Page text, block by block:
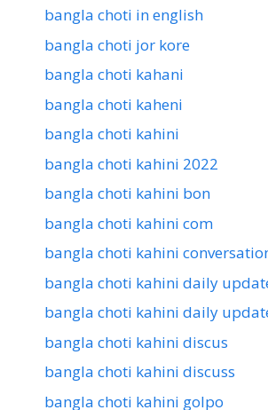
bangla choti in english
bangla choti jor kore
bangla choti kahani
bangla choti kaheni
bangla choti kahini
bangla choti kahini 2022
bangla choti kahini bon
bangla choti kahini com
bangla choti kahini
bangla choti kahini daily
bangla choti kahini daily
bangla choti kahini discus
bangla choti kahini discuss
bangla choti kahini golpo